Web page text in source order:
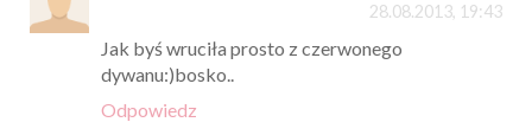
28.08.2013, 19:43
Jak byś wruciła prosto z czerwonego
dywanu:)bosko..
Odpowiedz